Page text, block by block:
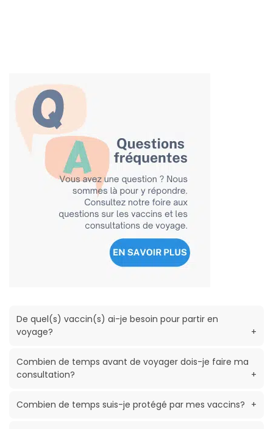
De quel(s) vaccin(s) ai-je besoin pour partir en
voyage?
+
Combien de temps avant de voyager dois-je faire ma
consultation?
+
Combien de temps suis-je protégé par mes vaccins? +